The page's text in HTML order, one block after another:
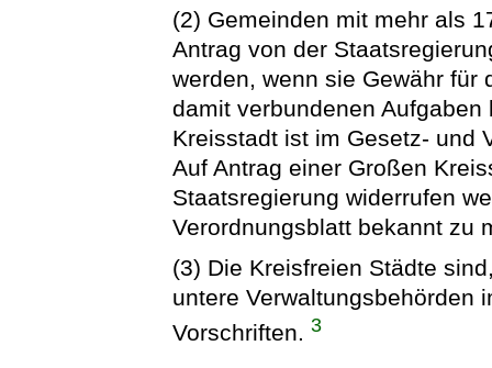
(2) Gemeinden mit mehr als
Antrag von der
werden, wenn sie Gewähr für
damit verbundenen
Kreisstadt ist im Gesetz- und
Auf Antrag einer Großen
Staatsregierung widerrufen
Verordnungsblatt bekannt zu
(3) Die Kreisfreien Städte
untere Verwaltungsbehörden
Vorschriften.3